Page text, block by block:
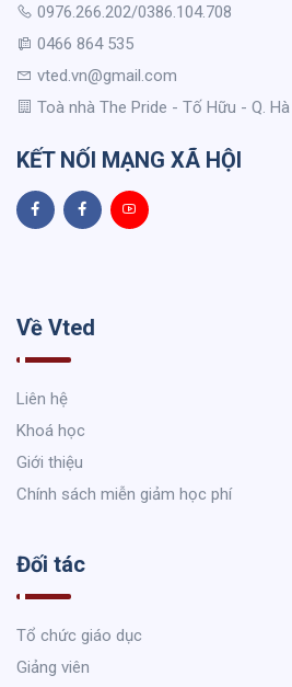
0976.266.202/0386.104.708
0466 864 535
vted.vn@gmail.com
Toà nhà The Pride - Tố Hữu - Q.
KẾT NỐI MẠNG XÃ HỘI
Về Vted
Liên hệ
Khoá học
Giới thiệu
Chính sách miễn giảm học phí
Đối tác
Tổ chức giáo dục
Giảng viên